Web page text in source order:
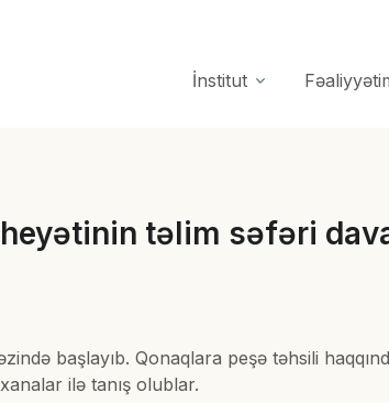
İnstitut
təlim səfəri
başlayıb. Qonaqlara peşə təhsili
ilə tanış olublar.